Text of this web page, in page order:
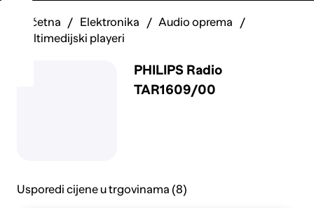
Početna Elektronika
Audio oprema
Multimedijski playeri
PHILIPS Radio
TAR1609/00
Usporedi cijene u trgovinama (8)